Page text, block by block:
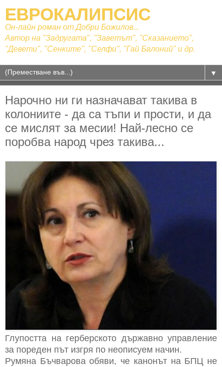
ЕВРОКАЛИПСИС
Он-лайн роман от Добри Божилов...
Автор на "Задругата", "Заветът", "Сказанието",
"Девети", "Сенките", "Селфи", "Гай Балоний" и др.
▼
Нарочно ни ги назначават такива в
колониите - да са тъпи и прости, и да
се мислят за месии! Най-лесно се
поробва народ чрез такива...
Глупостта на герберското държавно управление
за пореден път изгря по неописуем начин.
Румяна Бъчварова обяви, че канонът на БПЦ не